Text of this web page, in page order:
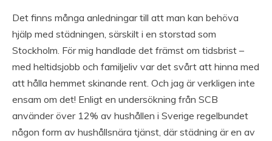
Det finns många anledningar till att man kan behöva
hjälp med städningen, särskilt i en storstad som
Stockholm. För mig handlade det främst om tidsbrist –
med heltidsjobb och familjeliv var det svårt att hinna med
att hålla hemmet skinande rent. Och jag är verkligen inte
ensam om det! Enligt en undersökning från SCB
använder över 12% av hushållen i Sverige regelbundet
någon form av hushållsnära tjänst, där städning är en av